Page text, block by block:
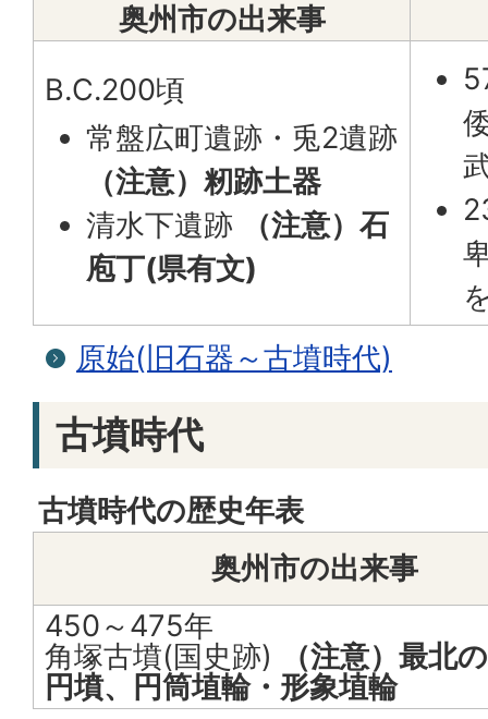
奥州市の出来事
B.C.200頃
常盤広町遺跡・兎2遺跡
（注意）籾跡土器
清水下遺跡
（注意）石
庖丁(県有文)
原始(旧石器～古墳時代)
古墳時代
古墳時代の歴史年表
奥州市の出来事
450～475年
角塚古墳(国史跡)
（注意）最北
円墳、円筒埴輪・形象埴輪